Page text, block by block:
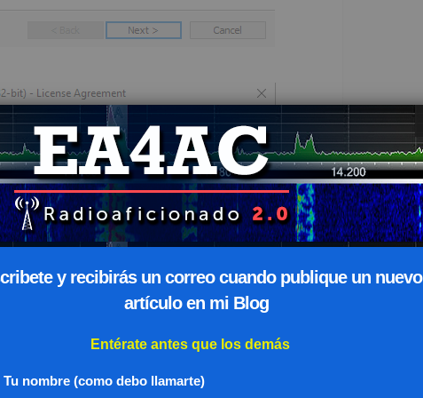
y recibirás un correo cuando publique un nuevo
artículo en mi Blog
Entérate antes que los demás
Tu nombre (como debo llamarte)